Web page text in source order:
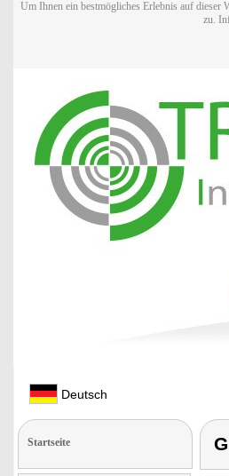
Um Ihnen ein bestmögliches Erlebnis auf dieser
zu.
Deutsch
Startseite